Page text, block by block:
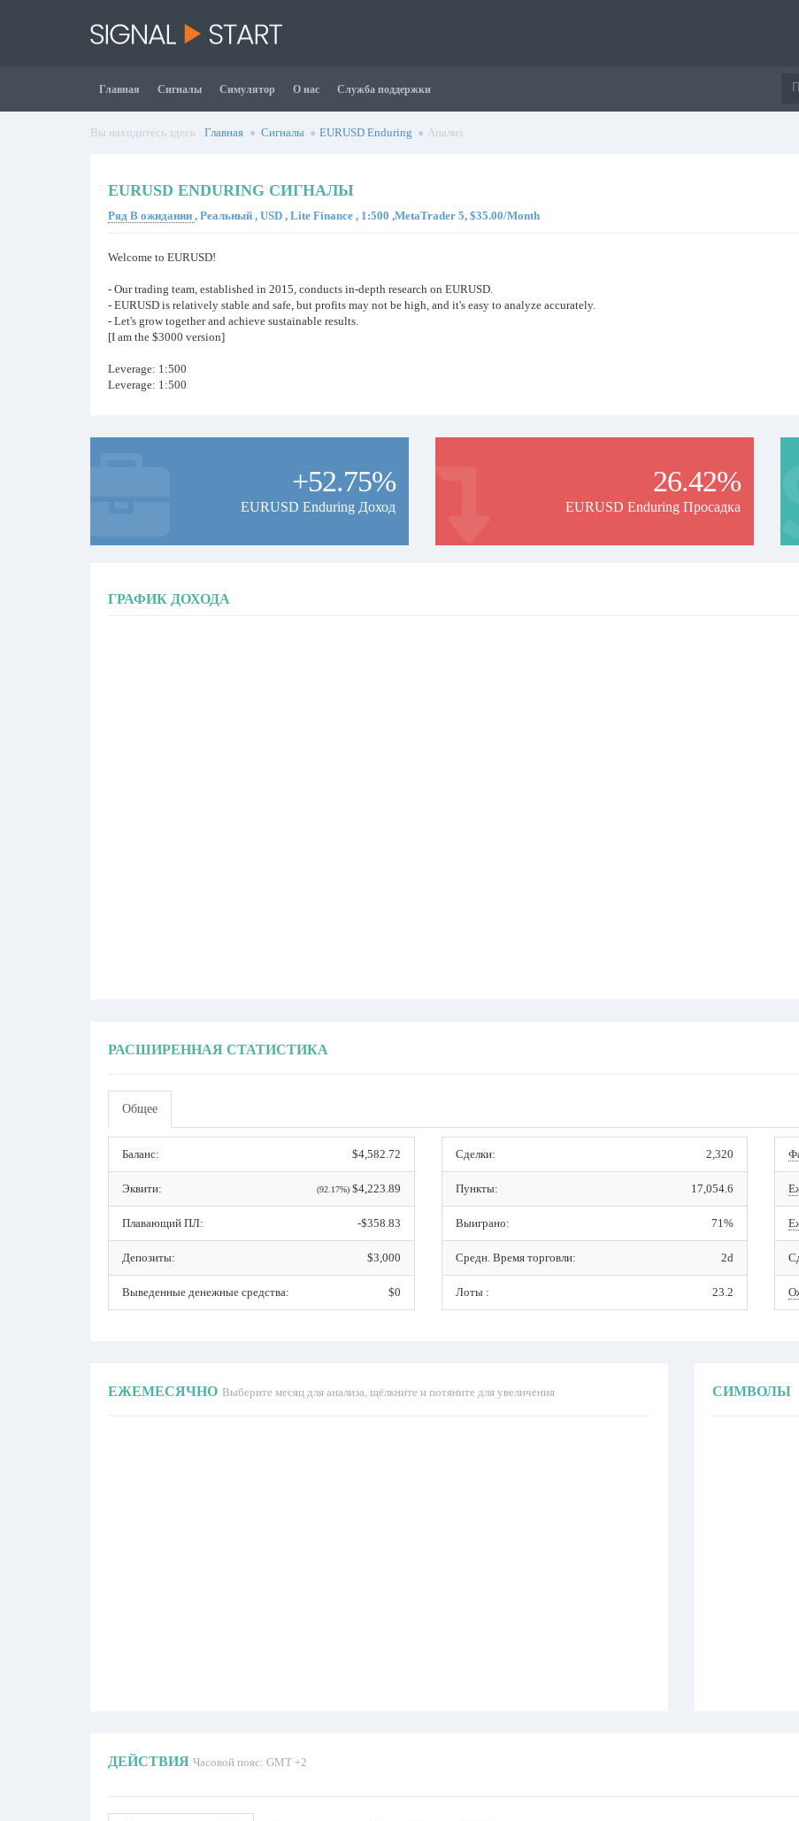
Главная Сигналы Симулятор О нас Служба поддержки
Вы находитесь здесь : Главная Сигналы EURUSD Enduring Анализ
EURUSD ENDURING СИГНАЛЫ
Ряд В ожидании , Реальный , USD , Lite Finance , 1:500 ,MetaTrader 5, $35.00/Month
Welcome to EURUSD!
- Our trading team, established in 2015, conducts in-depth research on EURUSD.
- EURUSD is relatively stable and safe, but profits may not be high, and it's easy to analyze accurately.
- Let's grow together and achieve sustainable results.
[I am the $3000 version]
Leverage: 1:500
Leverage: 1:500
+52.75%
EURUSD Enduring Доход
26.42%
EURUSD Enduring Просадка
ГРАФИК ДОХОДА
РАСШИРЕННАЯ СТАТИСТИКА
Общее
Баланс: $4,582.72
Эквити: (92.17%)$4,223.89
Плавающий ПЛ: -$358.83
Депозиты: $3,000
Выведенные денежные средства: $0
Сделки: 2,320
Пункты: 17,054.6
Выиграно: 71%
Средн. Время торговли: 2d
Лоты : 23.2
ЕЖЕМЕСЯЧНО Выберите месяц для анализа, щёлкните и потяните для увеличения СИМВОЛЫ
ДЕЙСТВИЯ Часовой пояс: GMT +2